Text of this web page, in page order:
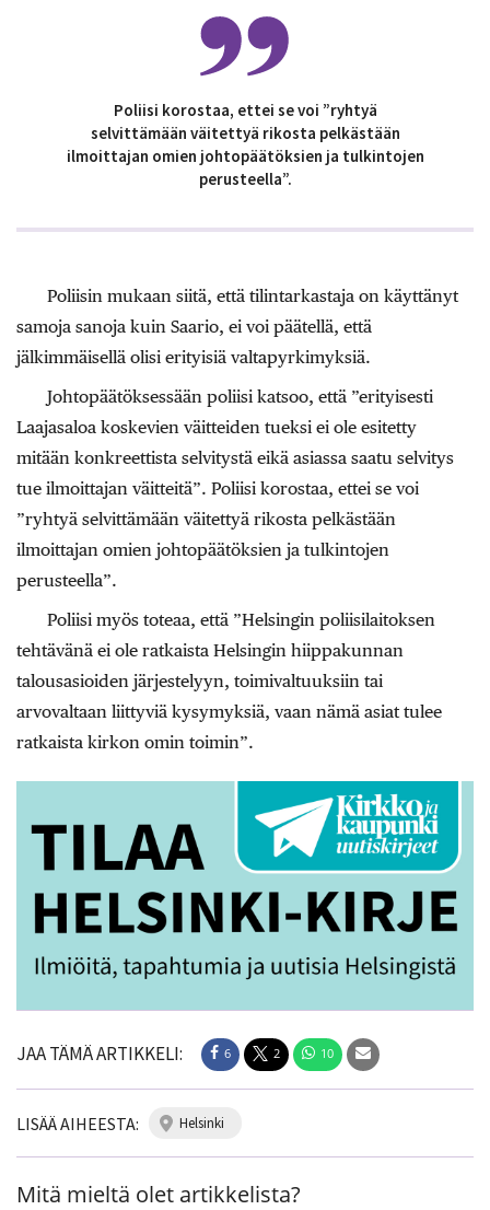
Poliisi korostaa, ettei se voi ”ryhtyä
selvittämään väitettyä rikosta pelkästään
ilmoittajan omien johtopäätöksien ja tulkintojen
perusteella”.
Poliisin mukaan siitä, että tilintarkastaja on käyttänyt
samoja sanoja kuin Saario, ei voi päätellä, että
jälkimmäisellä olisi erityisiä valtapyrkimyksiä.
Johtopäätöksessään poliisi katsoo, että ”erityisesti
Laajasaloa koskevien väitteiden tueksi ei ole esitetty
mitään konkreettista selvitystä eikä asiassa saatu selvitys
tue ilmoittajan väitteitä”. Poliisi korostaa, ettei se voi
”ryhtyä selvittämään väitettyä rikosta pelkästään
ilmoittajan omien johtopäätöksien ja tulkintojen
perusteella”.
Poliisi myös toteaa, että ”Helsingin poliisilaitoksen
tehtävänä ei ole ratkaista Helsingin hiippakunnan
talousasioiden järjestelyyn, toimivaltuuksiin tai
arvovaltaan liittyviä kysymyksiä, vaan nämä asiat tulee
ratkaista kirkon omin toimin”.
JAA TÄMÄ ARTIKKELI: 6 2 10
LISÄÄ AIHEESTA: helsinki
Mitä mieltä olet artikkelista?